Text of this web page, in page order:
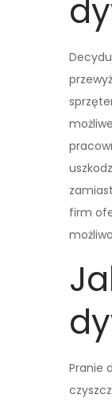
firm
Pranie